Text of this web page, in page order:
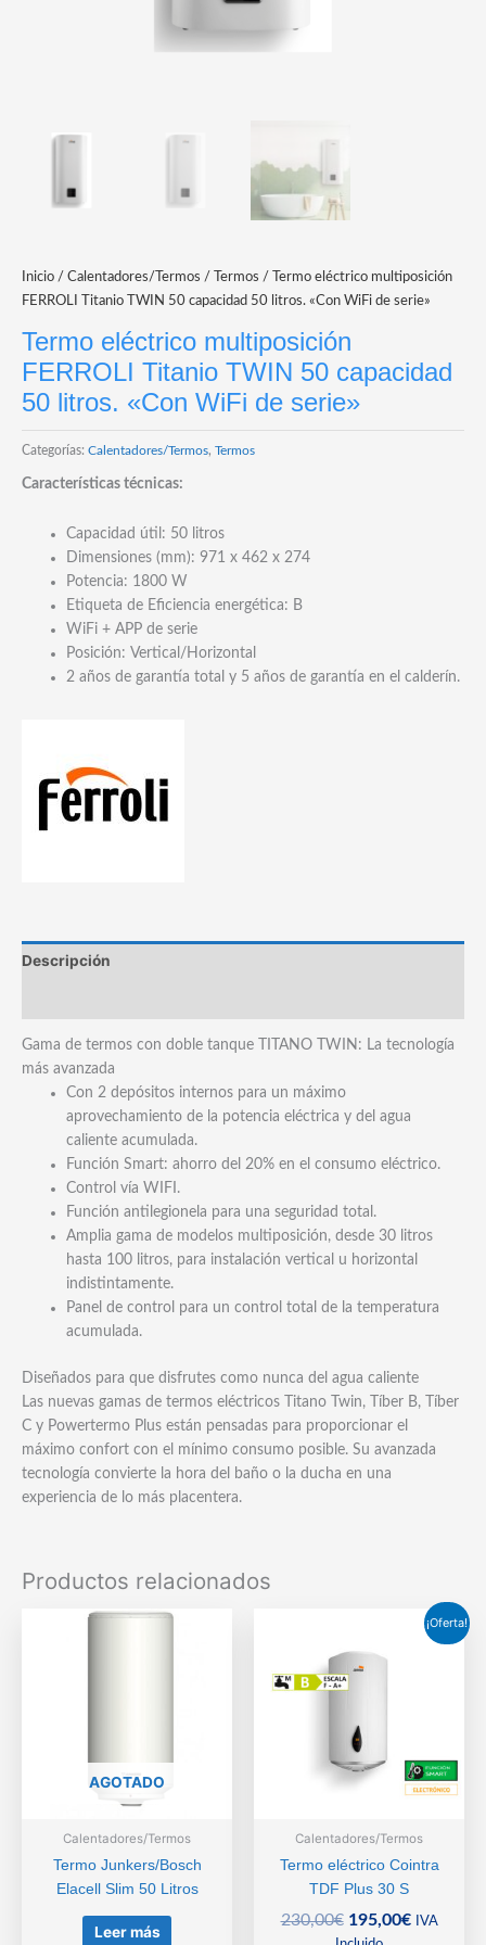
Inicio / Calentadores/Termos / Termos / Termo eléctrico multiposición
FERROLI Titanio TWIN 50 capacidad 50 litros. «Con WiFi de serie»
Termo eléctrico multiposición
FERROLI Titanio TWIN 50 capacidad
50 litros. «Con WiFi de serie»
Categorías: Calentadores/Termos, Termos
Características técnicas:
Capacidad útil: 50 litros
Dimensiones (mm): 971 x 462 x 274
Potencia: 1800 W
Etiqueta de Eficiencia energética: B
WiFi + APP de serie
Posición: Vertical/Horizontal
2 años de garantía total y 5 años de garantía en el calderín.
Descripción
Gama de termos con doble tanque TITANO TWIN: La tecnología
más avanzada
Con 2 depósitos internos para un máximo
aprovechamiento de la potencia eléctrica y del agua
caliente acumulada.
Función Smart: ahorro del 20% en el consumo eléctrico.
Control vía WIFI.
Función antilegionela para una seguridad total.
Amplia gama de modelos multiposición, desde 30 litros
hasta 100 litros, para instalación vertical u horizontal
indistintamente.
Panel de control para un control total de la temperatura
acumulada.
Diseñados para que disfrutes como nunca del agua caliente
Las nuevas gamas de termos eléctricos Titano Twin, Tíber B, Tíber
C y Powertermo Plus están pensadas para proporcionar el
máximo confort con el mínimo consumo posible. Su avanzada
tecnología convierte la hora del baño o la ducha en una
experiencia de lo más placentera.
Productos relacionados
AGOTADO
Calentadores/Termos
Termo Junkers/Bosch
Elacell Slim 50 Litros
Leer más
¡Oferta!
Calentadores/Termos
Termo eléctrico Cointra
TDF Plus 30 S
230,00€ El
precio
195,00€ElIVA